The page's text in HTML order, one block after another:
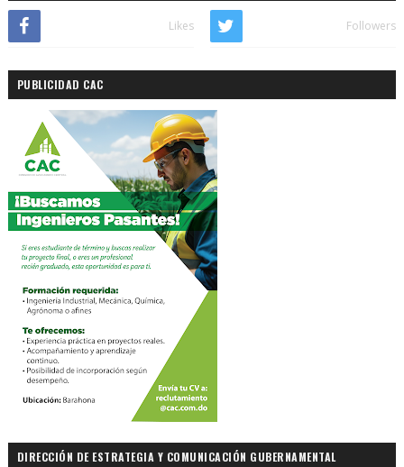
Likes Followers
PUBLICIDAD CAC
DIRECCIÓN DE ESTRATEGIA Y COMUNICACIÓN GUBERNAMENTAL